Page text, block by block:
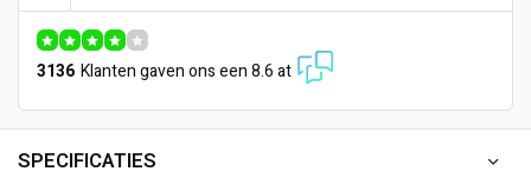
3136 Klanten gaven ons een 8.6 at
SPECIFICATIES